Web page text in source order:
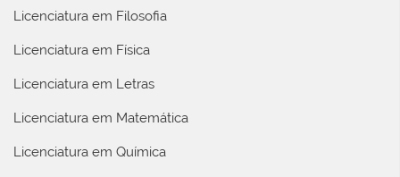
Licenciatura em Filosofia
Licenciatura em Física
Licenciatura em Letras
Licenciatura em Matemática
Licenciatura em Química